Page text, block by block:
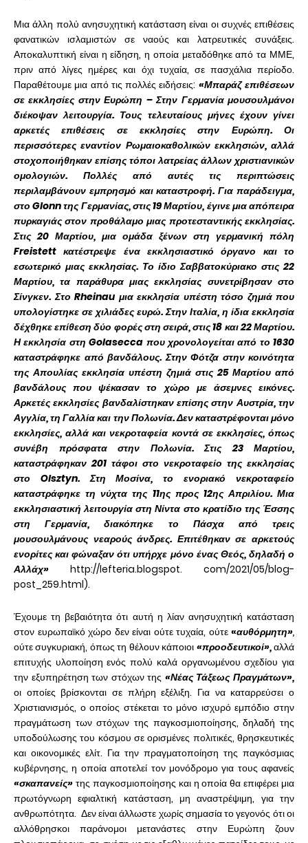
Μια άλλη πολύ ανησυχητική κατάσταση είναι οι συχνές επιθέσεις
φανατικών ισλαμιστών σε ναούς και λατρευτικές συνάξεις.
Αποκαλυπτική είναι η είδηση, η οποία μεταδόθηκε από τα ΜΜΕ,
πριν από λίγες ημέρες και όχι τυχαία, σε πασχάλια περίοδο.
Παραθέτουμε μια από τις πολλές ειδήσεις: «Μπαράζ επιθέσεων
σε εκκλησίες στην Ευρώπη – Στην Γερμανία μουσουλμάνοι
διέκοψαν λειτουργία. Τους τελευταίους μήνες έχουν γίνει
αρκετές επιθέσεις σε εκκλησίες στην Ευρώπη. Οι
περισσότερες εναντίον Ρωμαιοκαθολικών εκκλησιών, αλλά
στοχοποιήθηκαν επίσης τόποι λατρείας άλλων χριστιανικών
ομολογιών. Πολλές από αυτές τις περιπτώσεις
περιλαμβάνουν εμπρησμό και καταστροφή. Για παράδειγμα,
στο Glonn της Γερμανίας, στις 19 Μαρτίου, έγινε μια απόπειρα
πυρκαγιάς στον προθάλαμο μιας προτεσταντικής εκκλησίας.
Στις 20 Μαρτίου, μια ομάδα ξένων στη γερμανική πόλη
Freistett κατέστρεψε ένα εκκλησιαστικό όργανο και το
εσωτερικό μιας εκκλησίας. Το ίδιο Σαββατοκύριακο στις 22
Μαρτίου, τα παράθυρα μιας εκκλησίας συνετρίβησαν στο
Σίνγκεν. Στο Rheinau μια εκκλησία υπέστη τόσο ζημιά που
υπολογίστηκε σε χιλιάδες ευρώ. Στην Ιταλία, η ίδια εκκλησία
δέχθηκε επίθεση δύο φορές στη σειρά, στις 18 και 22 Μαρτίου.
Η εκκλησία στη Golasecca που χρονολογείται από το 1630
καταστράφηκε από βανδάλους. Στην Φότζα στην κοινότητα
της Απουλίας εκκλησία υπέστη ζημιά στις 25 Μαρτίου από
βανδάλους που ψέκασαν το χώρο με άσεμνες εικόνες.
Αρκετές εκκλησίες βανδαλίστηκαν επίσης στην Αυστρία, την
Αγγλία, τη Γαλλία και την Πολωνία. Δεν καταστρέφονται μόνο
εκκλησίες, αλλά και νεκροταφεία κοντά σε εκκλησίες, όπως
συνέβη πρόσφατα στην Πολωνία. Στις 23 Μαρτίου,
καταστράφηκαν 201 τάφοι στο νεκροταφείο της εκκλησίας
στο Olsztyn. Στη Μοσίνα, το ενοριακό νεκροταφείο
καταστράφηκε τη νύχτα της 11ης προς 12ης Απριλίου. Μια
εκκλησιαστική λειτουργία στη Νίντα στο κρατίδιο της Έσσης
στη Γερμανία, διακόπηκε το Πάσχα από τρεις
μουσουλμάνους νεαρούς άνδρες. Επιτέθηκαν σε αρκετούς
ενορίτες και φώναξαν ότι υπήρχε μόνο ένας Θεός, δηλαδή ο
Αλλάχ» http://lefteria.blogspot. com/2021/05/blog-
post_259.html).
Έχουμε τη βεβαιότητα ότι αυτή η λίαν ανησυχητική κατάσταση
στον ευρωπαϊκό χώρο δεν είναι ούτε τυχαία, ούτε «αυθόρμητη»,
ούτε συγκυριακή, όπως τη θέλουν κάποιοι «προοδευτικοί»,αλλά
επιτυχής υλοποίηση ενός πολύ καλά οργανωμένου σχεδίου για
την εξυπηρέτηση των στόχων της «Νέας Τάξεως Πραγμάτων»,
οι οποίες βρίσκονται σε πλήρη εξέλιξη. Για να καταρρεύσει ο
Χριστιανισμός, ο οποίος στέκεται το μόνο ισχυρό εμπόδιο στην
πραγμάτωση των στόχων της παγκοσμιοποίησης, δηλαδή της
υποδούλωσης του κόσμου σε ορισμένες πολιτικές, θρησκευτικές
και οικονομικές ελίτ. Για την πραγματοποίηση της παγκόσμιας
κυβέρνησης, η οποία αποτελεί τον μονόδρομο για τους αφανείς
«σκαπανείς» της παγκοσμιοποίησης και η οποία θα επιφέρει μια
πρωτόγνωρη εφιαλτική κατάσταση, μη αναστρέψιμη, για την
ανθρωπότητα. Δεν είναι άλλωστε χωρίς σημασία το γεγονός ότι οι
αλλόθρησκοι παράνομοι μετανάστες στην Ευρώπη ζουν